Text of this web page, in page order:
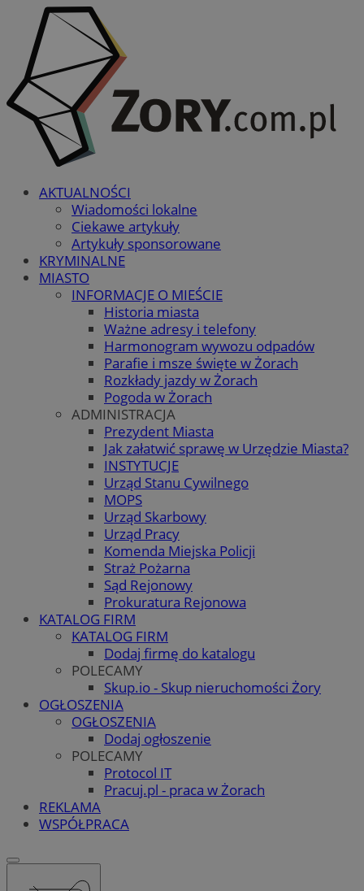
AKTUALNOŚCI
Wiadomości lokalne
Ciekawe artykuły
Artykuły sponsorowane
KRYMINALNE
MIASTO
INFORMACJE O MIEŚCIE
Historia miasta
Ważne adresy i telefony
Harmonogram wywozu odpadów
Parafie i msze święte w Żorach
Rozkłady jazdy w Żorach
Pogoda w Żorach
ADMINISTRACJA
Prezydent Miasta
Jak załatwić sprawę w Urzędzie Miasta?
INSTYTUCJE
Urząd Stanu Cywilnego
MOPS
Urząd Skarbowy
Urząd Pracy
Komenda Miejska Policji
Straż Pożarna
Sąd Rejonowy
Prokuratura Rejonowa
KATALOG FIRM
KATALOG FIRM
Dodaj firmę do katalogu
POLECAMY
Skup.io - Skup nieruchomości Żory
OGŁOSZENIA
OGŁOSZENIA
Dodaj ogłoszenie
POLECAMY
Protocol IT
Pracuj.pl - praca w Żorach
REKLAMA
WSPÓŁPRACA